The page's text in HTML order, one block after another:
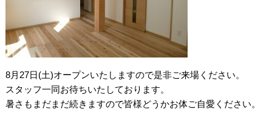
8月27日(土)オープンいたしますので是非ご来場ください。
スタッフ一同お待ちいたしております。
暑さもまだまだ続きますので皆様どうかお体ご自愛ください。